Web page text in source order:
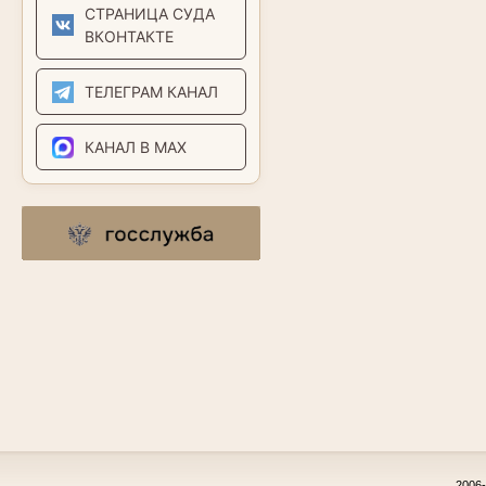
СТРАНИЦА СУДА
ВКОНТАКТЕ
ТЕЛЕГРАМ КАНАЛ
КАНАЛ В MAX